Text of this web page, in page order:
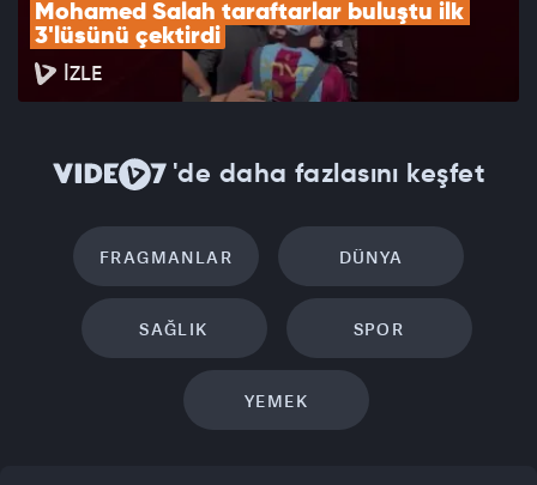
Mohamed Salah taraftarlar buluştu ilk
3'lüsünü çektirdi
İZLE
'de daha fazlasını keşfet
FRAGMANLAR DÜNYA
SAĞLIK SPOR
YEMEK